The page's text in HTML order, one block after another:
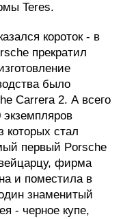
Teres.
короток - в
прекратил
было
Carrera 2. А всего
экземпляров
которых стал
первый Porsche
фирма
и поместила в
знаменитый
- черное купе,